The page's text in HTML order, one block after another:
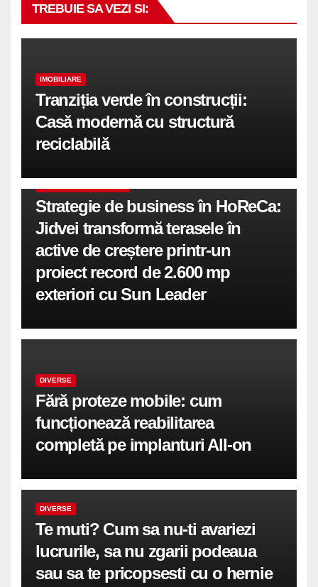
TREBUIE SA VEZI SI:
IMOBILIARE
Tranziția verde în construcții:
Casă modernă cu structură
reciclabilă
Strategie de business în HoReCa:
Jidvei transformă terasele în
active de creștere printr-un
proiect record de 2.600 mp
exteriori cu Sun Leader
DIVERSE
Fără proteze mobile: cum
funcționează reabilitarea
completă pe implanturi All-on
DIVERSE
Te muti? Cum sa nu-ti avariezi
lucrurile, sa nu zgarii podeaua
sau sa te pricopsesti cu o hernie